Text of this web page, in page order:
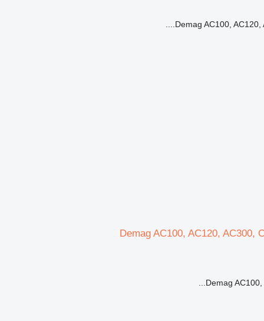
Demag AC100,
Demag